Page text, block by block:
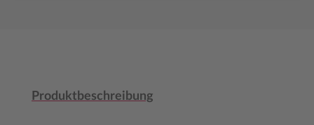
Produktbeschreibung